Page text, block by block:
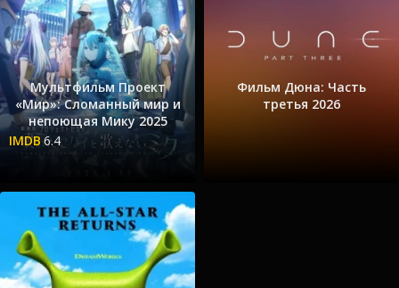
Мультфильм Проект
«Мир»: Сломанный мир и
непоющая Мику 2025
6.4
Фильм Дюна: Часть
третья 2026